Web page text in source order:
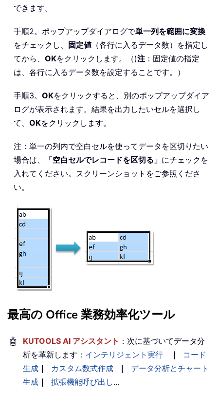
できます。
手順2。ポップアップダイアログで単一列を範囲に変換
をチェックし、
固定値 （各行に入るデータ数）を指定し
てから、 OKをクリックします。（)注 ：固定値の指定
は、各行に入るデータ数を設定することです。）
手順3。 OKをクリックすると、別のポップアップダイア
ログが表示されます。結果を出力したいセルを選択し
て、 OKをクリックします。
注：単一の列内で空白セルを使ってデータを区切りたい
場合は、
「空白セルでレコードを区切る」 にチェックを
入れてください。スクリーンショットをご参照くださ
い。
最高の Office 業務効率化ツール
🤖 KUTOOLS AI アシスタント ：次に基づいてデータ分
析を革新します： インテリジェント実行 ｜
コード
生成 ｜ カスタム数式作成 ｜
データ分析とチャート
生成 ｜ 拡張機能呼び出し…